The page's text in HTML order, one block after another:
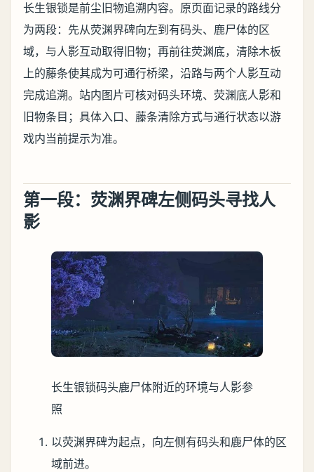
长生银锁是前尘旧物追溯内容。原页面记录的路线分
为两段：先从荧渊界碑向左到有码头、鹿尸体的区
域，与人影互动取得旧物；再前往荧渊底，清除木板
上的藤条使其成为可通行桥梁，沿路与两个人影互动
完成追溯。站内图片可核对码头环境、荧渊底人影和
旧物条目；具体入口、藤条清除方式与通行状态以游
戏内当前提示为准。
第一段：荧渊界碑左侧码头寻找人
影
长生银锁码头鹿尸体附近的环境与人影参
照
以荧渊界碑为起点，向左侧有码头和鹿尸体的区
域前进。